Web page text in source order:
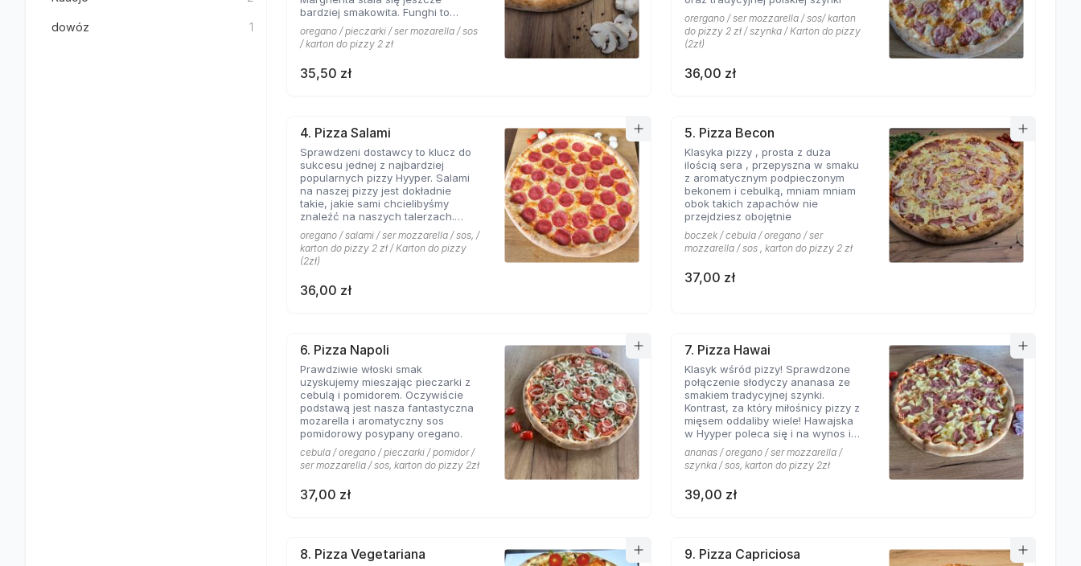
dowóz 1
bardziej smakowita. Funghi to
kolejny klasyk, którego nie można
pominąć w menu prawdziwej
włoskiej pizzerii.
oregano / pieczarki / ser mozarella / sos
/ karton do pizzy 2 zł
35,50 zł
orergano / ser mozzarella / sos/ karton
do pizzy 2 zł / szynka / Karton do pizzy
(2zł)
36,00 zł
4. Pizza Salami
Sprawdzeni dostawcy to klucz do
sukcesu jednej z najbardziej
popularnych pizzy Hyyper. Salami
na naszej pizzy jest dokładnie
takie, jakie sami chcielibyśmy
znaleźć na naszych talerzach.
Aromat roztopionej mozarelli i
salami to coś obok czego miłośnicy
pizzy z mięsem nie przejdą
obojętnie!
oregano / salami / ser mozzarella / sos, /
karton do pizzy 2 zł / Karton do pizzy
(2zł)
36,00 zł
5. Pizza Becon
Klasyka pizzy , prosta z duża
ilością sera , przepyszna w smaku
z aromatycznym podpieczonym
bekonem i cebulką, mniam mniam
obok takich zapachów nie
przejdziesz obojętnie
boczek / cebula / oregano / ser
mozzarella / sos , karton do pizzy 2 zł
37,00 zł
6. Pizza Napoli
Prawdziwie włoski smak
uzyskujemy mieszając pieczarki z
cebulą i pomidorem. Oczywiście
podstawą jest nasza fantastyczna
mozarella i aromatyczny sos
pomidorowy posypany oregano.
cebula / oregano / pieczarki / pomidor /
ser mozzarella / sos, karton do pizzy 2zł
37,00 zł
7. Pizza Hawai
Klasyk wśród pizzy! Sprawdzone
połączenie słodyczy ananasa ze
smakiem tradycyjnej szynki.
Kontrast, za który miłośnicy pizzy z
mięsem oddaliby wiele! Hawajska
w Hyyper poleca się i na wynos i
na miejscu!
ananas / oregano / ser mozzarella /
szynka / sos, karton do pizzy 2zł
39,00 zł
8. Pizza Vegetariana 9. Pizza Capriciosa